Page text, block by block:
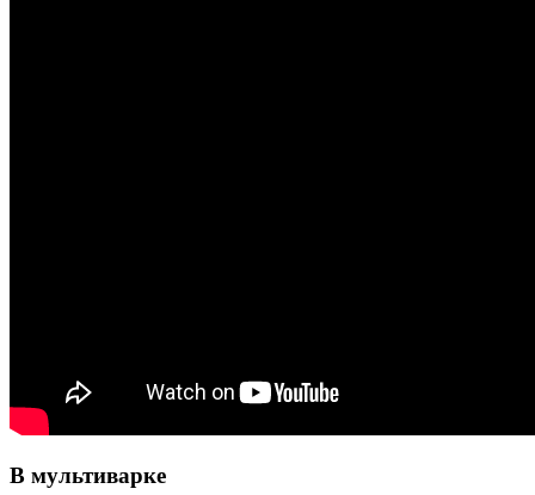
В мультиварке